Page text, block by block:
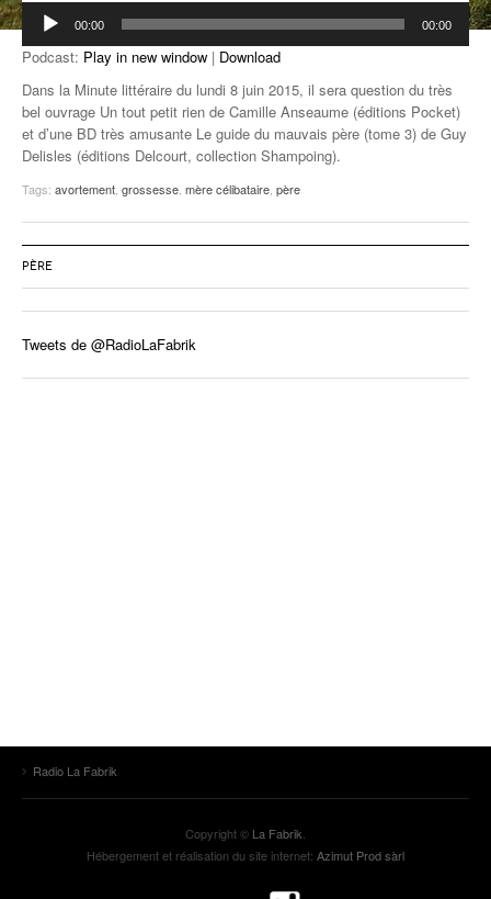
Lecteur
audio
00:00 00:00
Podcast: Play in new window | Download
Dans la Minute littéraire du lundi 8 juin 2015, il sera question du très
bel ouvrage Un tout petit rien de Camille Anseaume (éditions Pocket)
et d’une BD très amusante Le guide du mauvais père (tome 3) de Guy
Delisles (éditions Delcourt, collection Shampoing).
Tags: avortement grossesse mère célibataire père
PÈRE
Tweets de @RadioLaFabrik
Radio La Fabrik
Copyright © La Fabrik
Hébergement et réalisation du site internet: Azimut Prod sàrl